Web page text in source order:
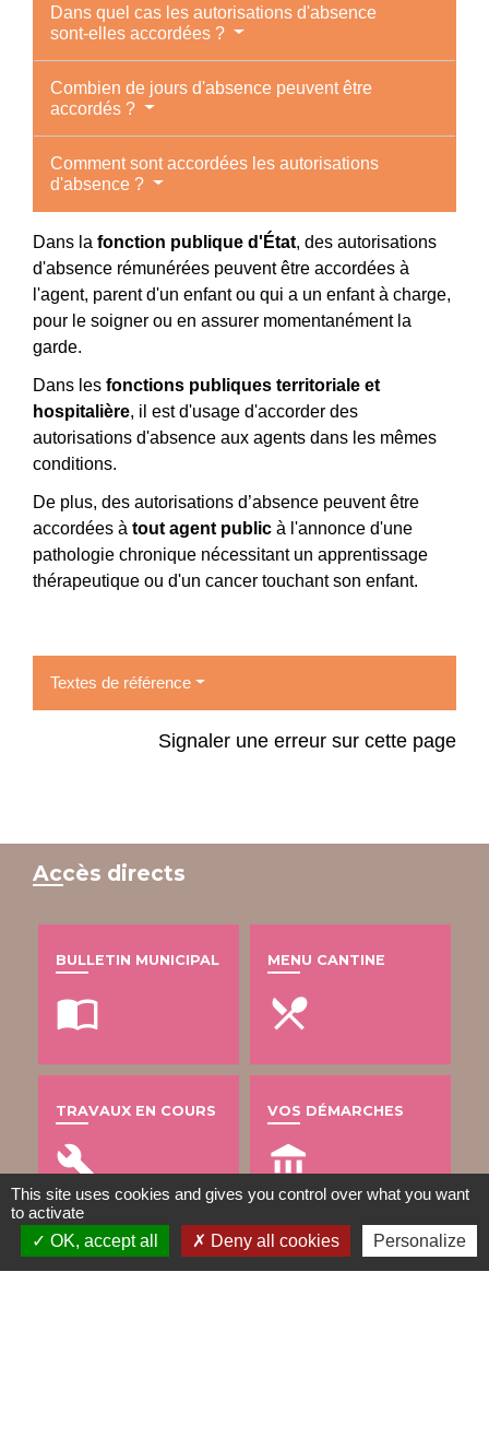
Dans quel cas les autorisations d'absence
sont-elles accordées ?
Combien de jours d'absence peuvent être
accordés ?
Comment sont accordées les autorisations
d'absence ?
Dans la fonction publique d'État, des autorisations
d'absence rémunérées peuvent être accordées à
l'agent, parent d'un enfant ou qui a un enfant à charge,
pour le soigner ou en assurer momentanément la
garde.
Dans les fonctions publiques territoriale et
hospitalière, il est d'usage d'accorder des
autorisations d'absence aux agents dans les mêmes
conditions.
De plus, des autorisations d’absence peuvent être
accordées à tout agent public à l'annonce d'une
pathologie chronique nécessitant un apprentissage
thérapeutique ou d'un cancer touchant son enfant.
Textes de référence
Signaler une erreur sur cette page
Accès directs
BULLETIN MUNICIPAL
import_contacts
MENU CANTINE
local_dining
TRAVAUX EN COURS
build
VOS DÉMARCHES
account_balance
DÉCHETS
This site uses cookies and gives you control over what you want
to activate
OK, accept all
Deny all cookies Personalize